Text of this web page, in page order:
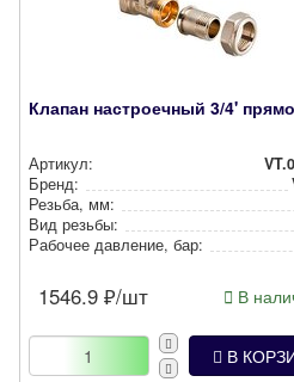
Клапан настроечный 3/4'
Артикул:
Бренд:
Резьба, мм:
Вид резьбы:
Рабочее давление, бар:
1546.9 ₽/шт В
В